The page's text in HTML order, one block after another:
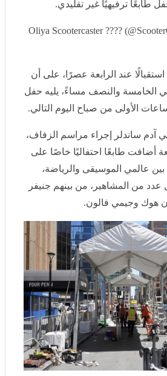
عند الرابعة عصرًا، على أن يبدأ
والنصف مساءً، يليه حفل
الأولى من صباح اليوم التالي.
آدم ساندلر إجراء مراسم الزفاف،
أضافت طابعًا احتفاليًا خاصًا على
عالمي الموسيقى والرياضة، فيما
المشاهير، من بينهم جنيفر لوبيز
وجيمي فالون.
للغاية، إذ جرت التحضيرات على